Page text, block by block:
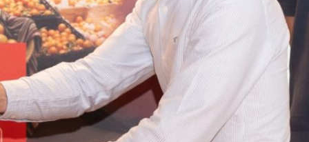
la
y el desarrollo
Escuchamos
informamos a las
personas